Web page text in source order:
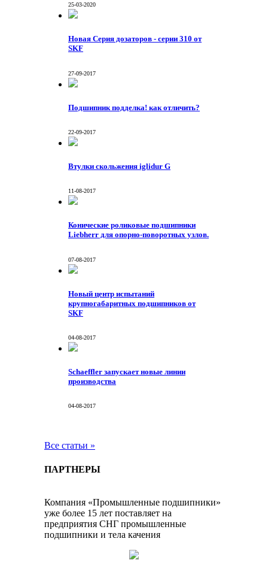
25-03-2020
Новая Серия дозаторов - серии 310 от
SKF
27-09-2017
Подшипник подделка! как отличить?
22-09-2017
Втулки скольжения iglidur G
11-08-2017
Конические роликовые подшипники
Liebherr для опорно-поворотных узлов.
07-08-2017
Новый центр испытаний
крупногабаритных подшипников от
SKF
04-08-2017
Schaeffler запускает новые линии
производства
04-08-2017
Все статьи »
ПАРТНЕРЫ
Компания «Промышленные подшипники»
уже более 15 лет поставляет на
предприятия СНГ промышленные
подшипники и тела качения